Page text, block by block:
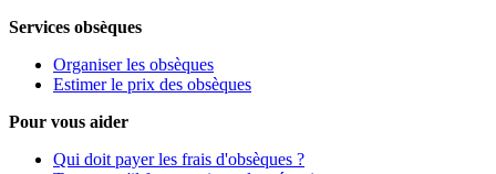
Services obsèques
Organiser les obsèques
Estimer le prix des obsèques
Pour vous aider
Qui doit payer les frais d'obsèques ?